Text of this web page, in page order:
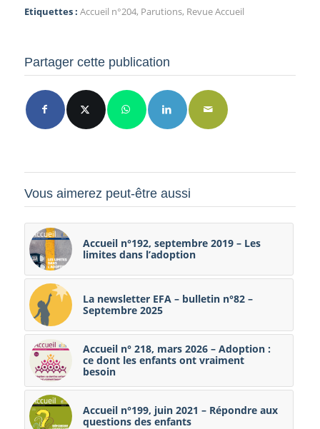
Etiquettes : Accueil n°204, Parutions, Revue Accueil
Partager cette publication
Vous aimerez peut-être aussi
Accueil n°192, septembre 2019 – Les
limites dans l’adoption
La newsletter EFA – bulletin n°82 –
Septembre 2025
Accueil n° 218, mars 2026 – Adoption :
ce dont les enfants ont vraiment
besoin
Accueil n°199, juin 2021 – Répondre aux
questions des enfants